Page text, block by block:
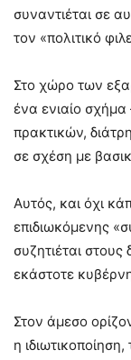
συναντιέται σε
τον «πολιτικό
Στο χώρο των
ένα ενιαίο
πρακτικών,
σε σχέση με
Αυτός, και όχι
επιδιωκόμενης
συζητιέται
εκάστοτε
Στον άμεσο
η